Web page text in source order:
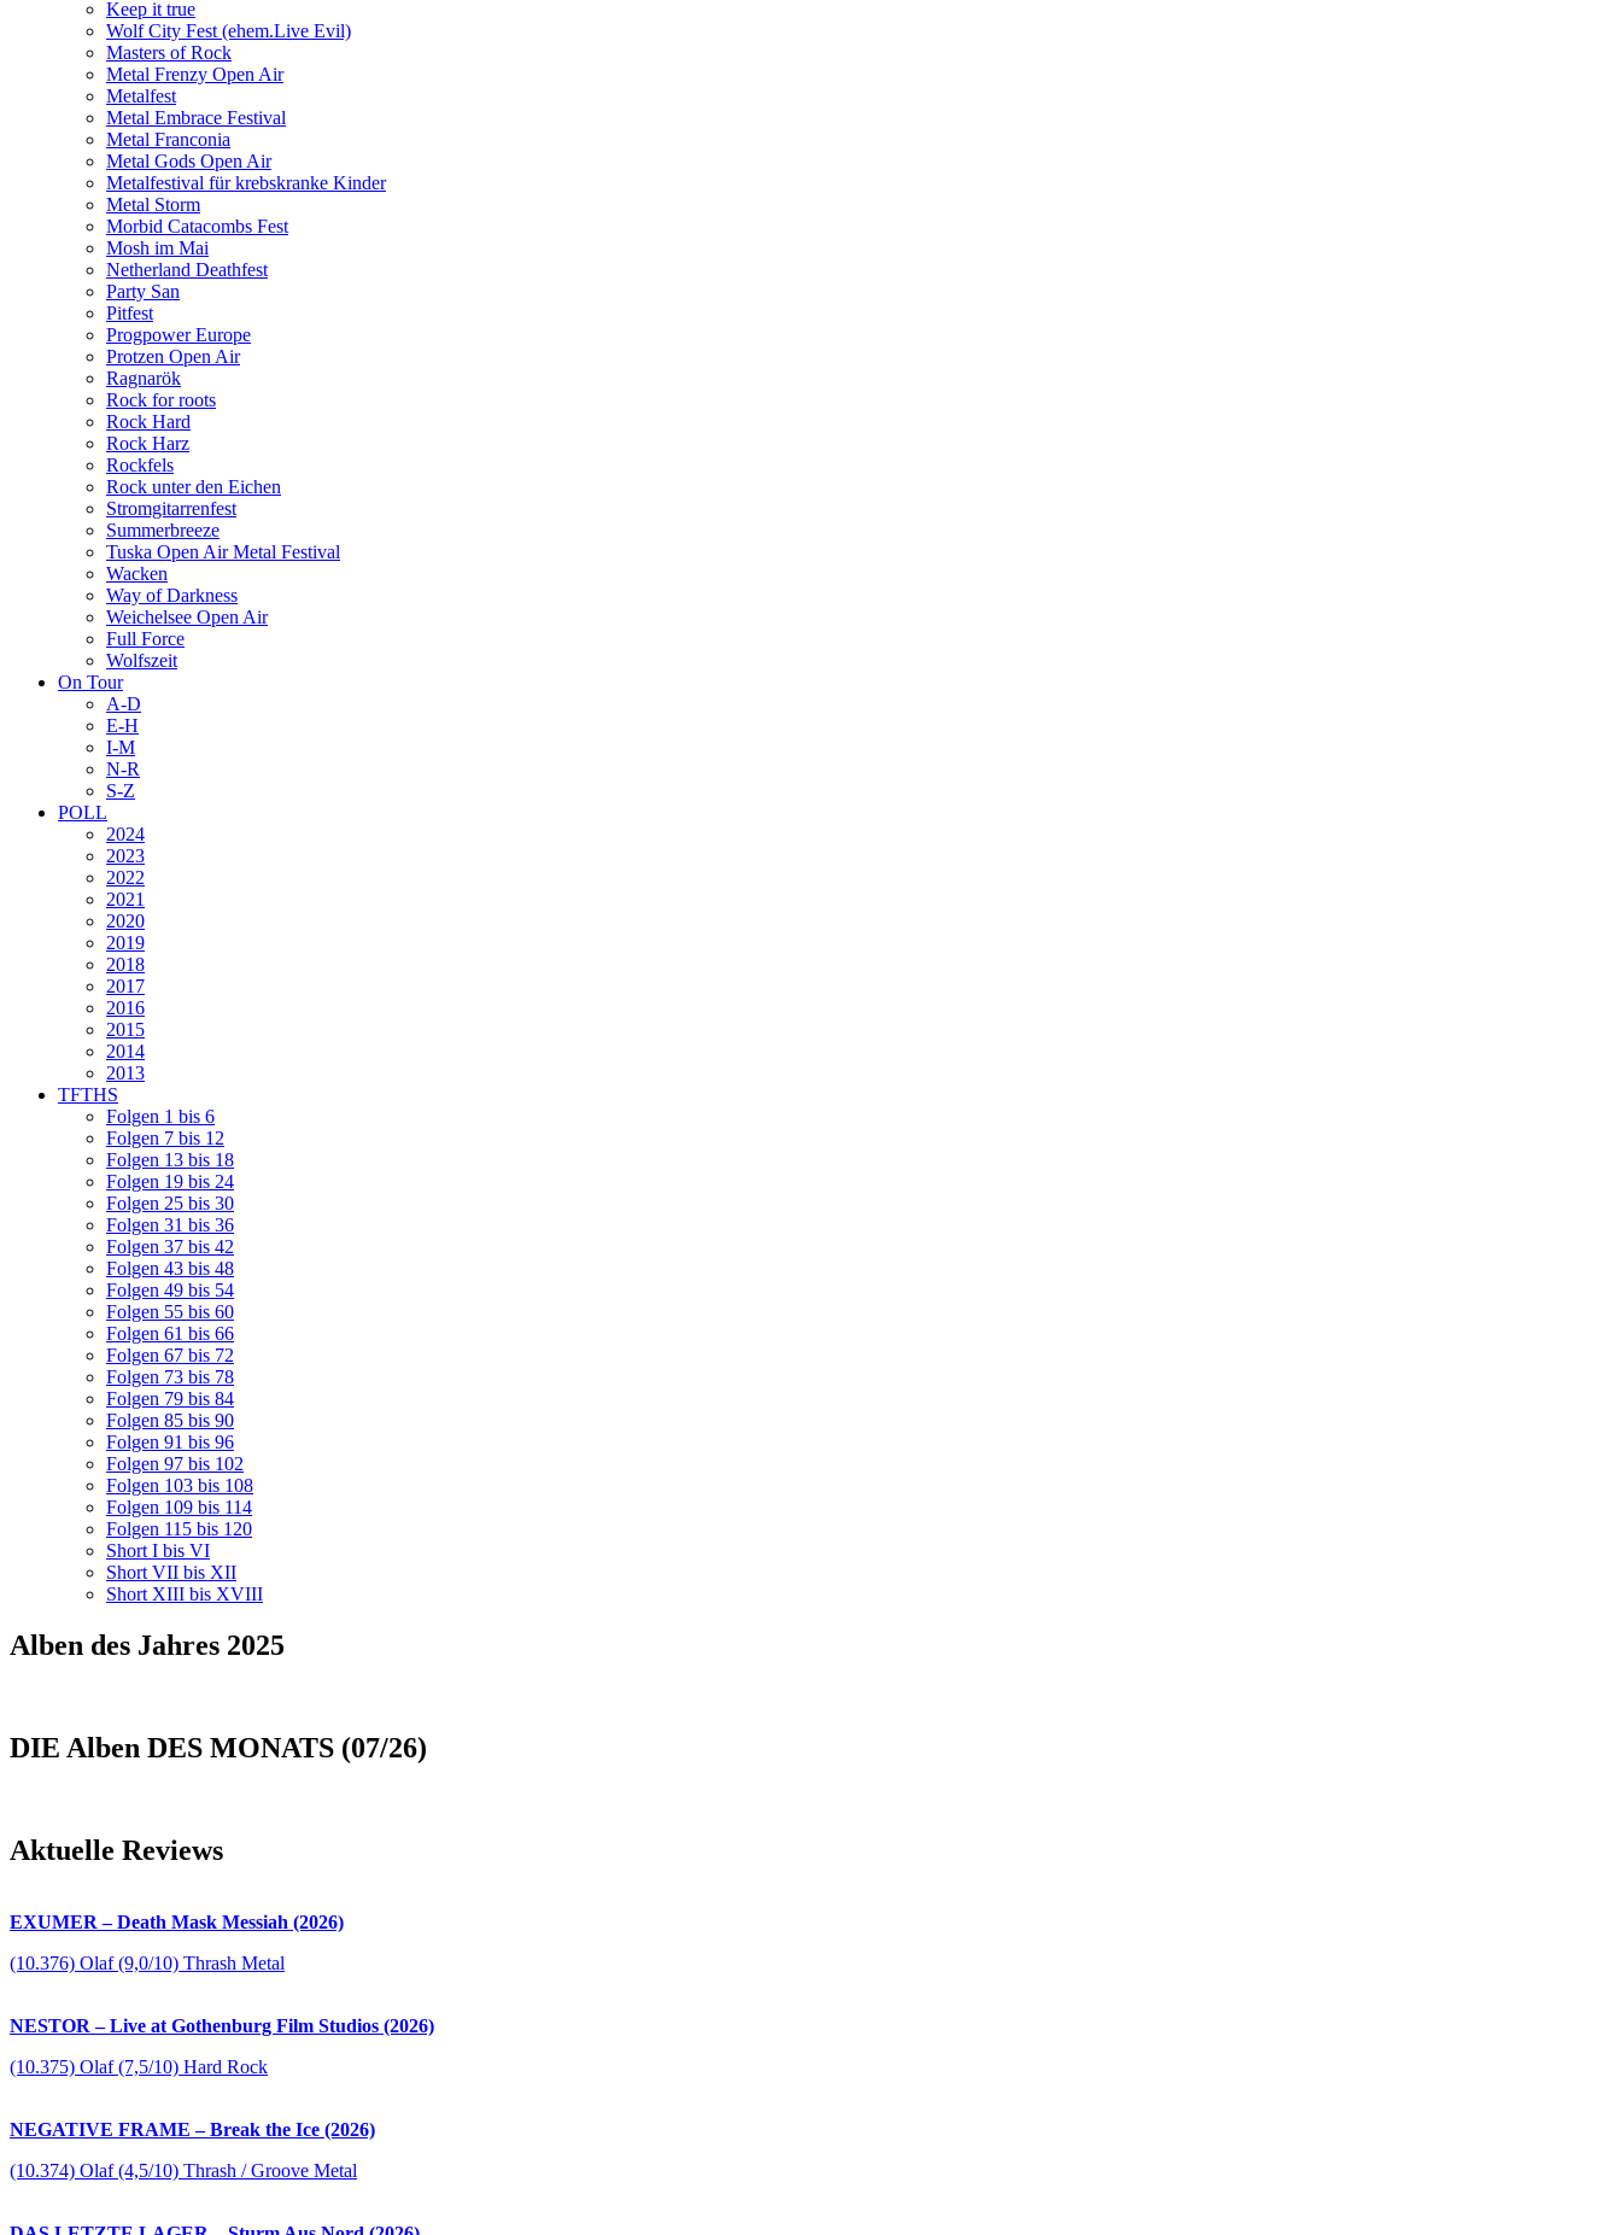
Keep it true
Wolf City Fest (ehem.Live Evil)
Masters of Rock
Metal Frenzy Open Air
Metalfest
Metal Embrace Festival
Metal Franconia
Metal Gods Open Air
Metalfestival für krebskranke Kinder
Metal Storm
Morbid Catacombs Fest
Mosh im Mai
Netherland Deathfest
Party San
Pitfest
Progpower Europe
Protzen Open Air
Ragnarök
Rock for roots
Rock Hard
Rock Harz
Rockfels
Rock unter den Eichen
Stromgitarrenfest
Summerbreeze
Tuska Open Air Metal Festival
Wacken
Way of Darkness
Weichelsee Open Air
Full Force
Wolfszeit
On Tour
A-D
E-H
I-M
N-R
S-Z
POLL
2024
2023
2022
2021
2020
2019
2018
2017
2016
2015
2014
2013
TFTHS
Folgen 1 bis 6
Folgen 7 bis 12
Folgen 13 bis 18
Folgen 19 bis 24
Folgen 25 bis 30
Folgen 31 bis 36
Folgen 37 bis 42
Folgen 43 bis 48
Folgen 49 bis 54
Folgen 55 bis 60
Folgen 61 bis 66
Folgen 67 bis 72
Folgen 73 bis 78
Folgen 79 bis 84
Folgen 85 bis 90
Folgen 91 bis 96
Folgen 97 bis 102
Folgen 103 bis 108
Folgen 109 bis 114
Folgen 115 bis 120
Short I bis VI
Short VII bis XII
Short XIII bis XVIII
Alben des Jahres 2025
DIE Alben DES MONATS (07/26)
Aktuelle Reviews
EXUMER – Death Mask Messiah (2026)
(10.376) Olaf (9,0/10) Thrash Metal
NESTOR – Live at Gothenburg Film Studios (2026)
(10.375) Olaf (7,5/10) Hard Rock
NEGATIVE FRAME – Break the Ice (2026)
(10.374) Olaf (4,5/10) Thrash / Groove Metal